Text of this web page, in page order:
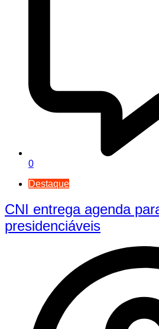
0
Destaque
CNI entrega agenda
presidenciáveis